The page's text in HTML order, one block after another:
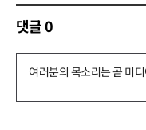
댓글0
댓